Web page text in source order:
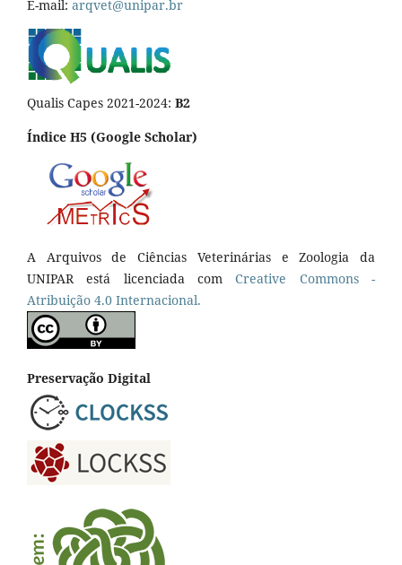
E-mail: arqvet@unipar.br
Qualis Capes 2021-2024: B2
Índice H5 (Google Scholar)
A Arquivos de Ciências Veterinárias e Zoologia da
UNIPAR está licenciada comCreative Commons -
Atribuição 4.0 Internacional.
Preservação Digital